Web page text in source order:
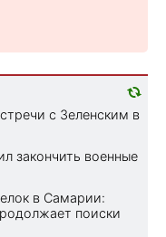
с Зеленским в
закончить военные
в Самарии:
поиски